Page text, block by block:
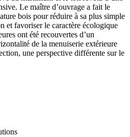
Le maître d’ouvrage a fait le
bois pour réduire à sa plus simple
et favoriser le caractère écologique
ont été recouvertes d’un
de la menuiserie extérieure
une perspective différente sur le